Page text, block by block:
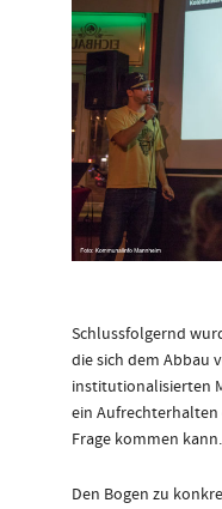
Schlussfolgernd
die sich dem Abbau
institutionalisierten
ein
Frage kommen kann.
Den Bogen zu